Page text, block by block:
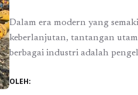
Dalam era modern yang
keberlanjutan, tantangan
berbagai industri adalah
seperti PT Perusahaan Gas
OLEH: